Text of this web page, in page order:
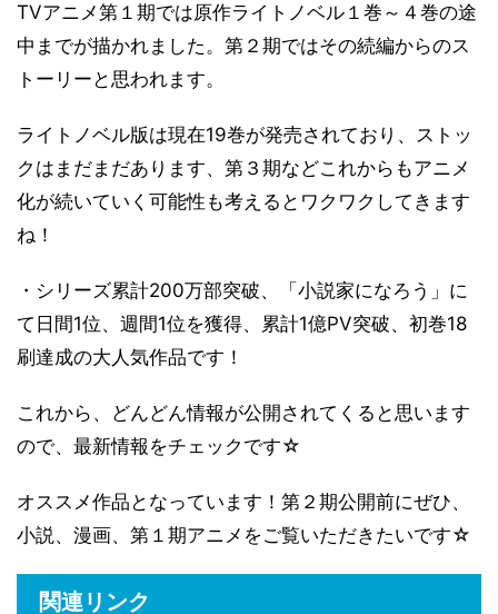
TVアニメ第１期では原作ライトノベル１巻～４巻の途
中までが描かれました。第２期ではその続編からのス
トーリーと思われます。
ライトノベル版は現在19巻が発売されており、ストッ
クはまだまだあります、第３期などこれからもアニメ
化が続いていく可能性も考えるとワクワクしてきます
ね！
・シリーズ累計200万部突破、「小説家になろう」に
て日間1位、週間1位を獲得、累計1億PV突破、初巻18
刷達成の大人気作品です！
これから、どんどん情報が公開されてくると思います
ので、最新情報をチェックです☆
オススメ作品となっています！第２期公開前にぜひ、
小説、漫画、第１期アニメをご覧いただきたいです☆
関連リンク